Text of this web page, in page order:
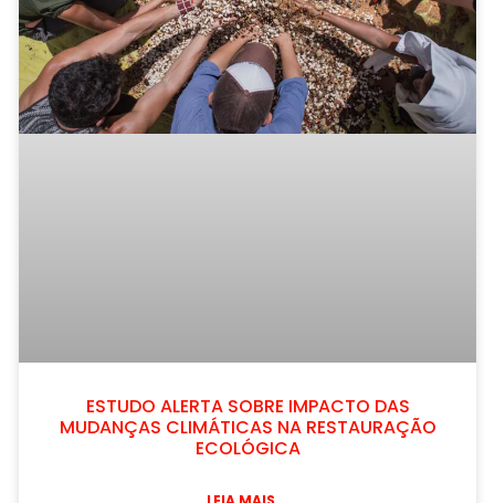
ESTUDO ALERTA SOBRE IMPACTO DAS
MUDANÇAS CLIMÁTICAS NA RESTAURAÇÃO
ECOLÓGICA